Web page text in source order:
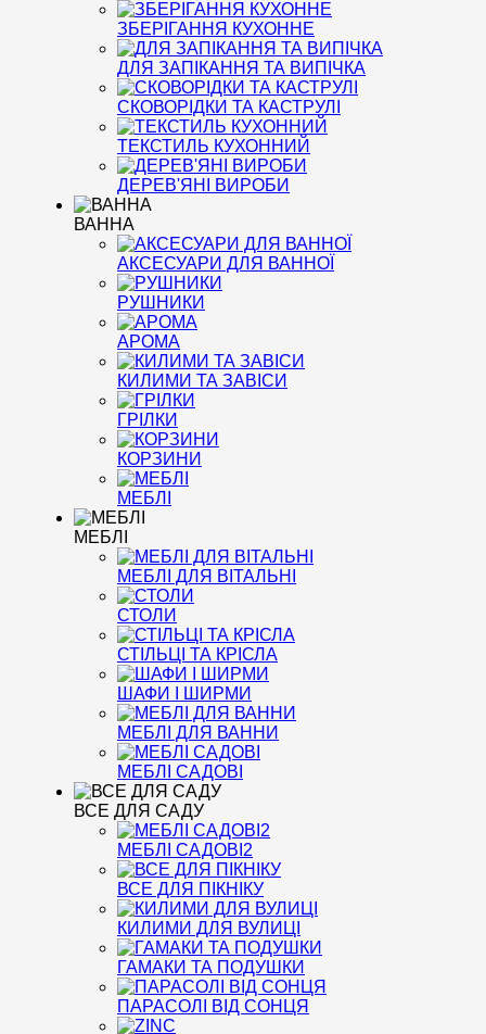
ЗБЕРІГАННЯ КУХОННЕ
ДЛЯ ЗАПІКАННЯ ТА ВИПІЧКА
СКОВОРІДКИ ТА КАСТРУЛІ
ТЕКСТИЛЬ КУХОННИЙ
ДЕРЕВ'ЯНІ ВИРОБИ
ВАННА
АКСЕСУАРИ ДЛЯ ВАННОЇ
РУШНИКИ
АРОМА
КИЛИМИ ТА ЗАВІСИ
ГРІЛКИ
КОРЗИНИ
МЕБЛІ
МЕБЛІ
МЕБЛІ ДЛЯ ВІТАЛЬНІ
СТОЛИ
СТІЛЬЦІ ТА КРІСЛА
ШАФИ І ШИРМИ
МЕБЛІ ДЛЯ ВАННИ
МЕБЛІ САДОВІ
ВСЕ ДЛЯ САДУ
МЕБЛІ САДОВІ2
ВСЕ ДЛЯ ПІКНІКУ
КИЛИМИ ДЛЯ ВУЛИЦІ
ГАМАКИ ТА ПОДУШКИ
ПАРАСОЛІ ВІД СОНЦЯ